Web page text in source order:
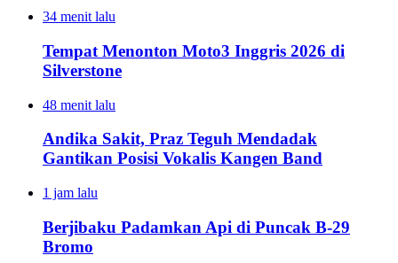
34 menit lalu
Tempat Menonton Moto3 Inggris 2026 di
Silverstone
48 menit lalu
Andika Sakit, Praz Teguh Mendadak
Gantikan Posisi Vokalis Kangen Band
1 jam lalu
Berjibaku Padamkan Api di Puncak B-29
Bromo